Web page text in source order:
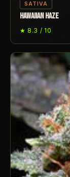
SATIVA
HAWAIIAN HAZE
★ 8.3 / 10